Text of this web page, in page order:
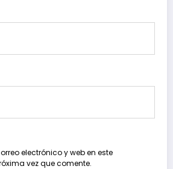
electrónico y web en este
vez que comente.